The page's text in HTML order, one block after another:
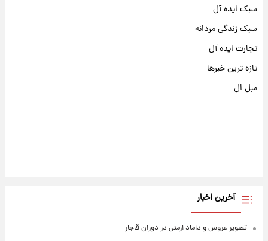
سبک ایده آل
سبک زندگی مردانه
تجارت ایده آل
تازه ترین خبرها
مبل ال
آخرین اخبار
تصویر عروس و داماد ارمنی در دوران قاجار